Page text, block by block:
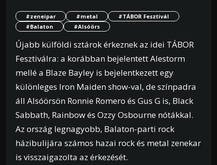
#zeneipar #metal
#TÁBOR Fesztivál
#Balaton
#Alsóörs
Újabb külföldi sztárok érkeznek az idei TÁBOR
Fesztiválra: a korábban bejelentett Alestorm
mellé a Blaze Bayley is bejelentkezett egy
különleges Iron Maiden show-val, de színpadra
áll Alsóörsön Ronnie Romero és Gus G is, Black
Sabbath, Rainbow és Ozzy Osbourne nótákkal.
Az ország legnagyobb, Balaton-parti rock
házibulijára számos hazai rock és metal zenekar
is visszaigazolta az érkezését.